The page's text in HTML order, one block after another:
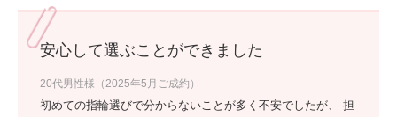
安心して選ぶことができました
20代男性様（2025年5月ご成約）
初めての指輪選びで分からないことが多く不安でしたが、 担